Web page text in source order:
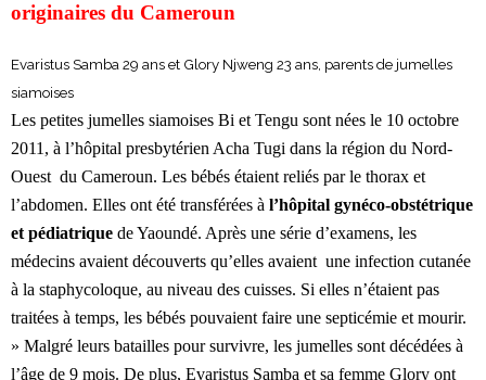
originaires du Cameroun
Evaristus Samba 29 ans et Glory Njweng 23 ans, parents de jumelles
siamoises
Les petites jumelles siamoises Bi et Tengu sont nées le 10 octobre
2011, à l’hôpital presbytérien Acha Tugi dans la région du Nord-
Ouest du Cameroun. Les bébés étaient reliés par le thorax et
l’abdomen. Elles ont été transférées à l’hôpital gynéco-obstétrique
et pédiatrique de Yaoundé. Après une série d’examens, les
médecins avaient découverts qu’elles avaient une infection cutanée
à la staphycoloque, au niveau des cuisses. Si elles n’étaient pas
traitées à temps, les bébés pouvaient faire une septicémie et mourir.
» Malgré leurs batailles pour survivre, les jumelles sont décédées à
l’âge de 9 mois. De plus, Evaristus Samba et sa femme Glory ont